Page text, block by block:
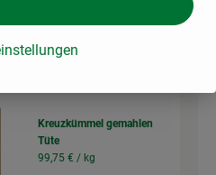
Artikelanzahl
Gesamtpreis:
Kreuzkümmel gemahlen
Tüte
99,75 € / kg